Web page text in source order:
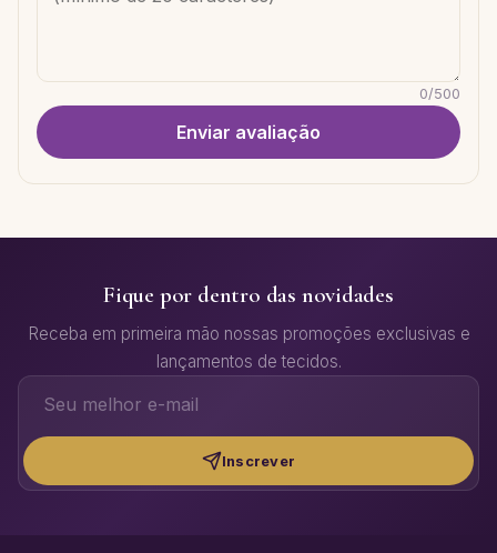
0/500
Enviar avaliação
Fique por dentro das novidades
Receba em primeira mão nossas promoções exclusivas e
lançamentos de tecidos.
Inscrever